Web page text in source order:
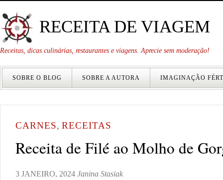
RECEITA DE VIAGEM
Receitas, dicas culinárias, restaurantes e viagens. Aprecie sem moderação!
SOBRE O BLOG SOBRE A AUTORA IMAGINAÇÃO
CARNES, RECEITAS
Receita de Filé ao Molho de
3 JANEIRO, 2024 Janina Stasiak